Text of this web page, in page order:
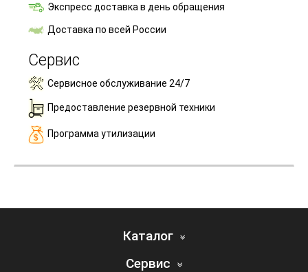
Экспресс доставка в день обращения
Доставка по всей России
Сервис
Сервисное обслуживание 24/7
Предоставление резервной техники
Программа утилизации
Каталог
Сервис